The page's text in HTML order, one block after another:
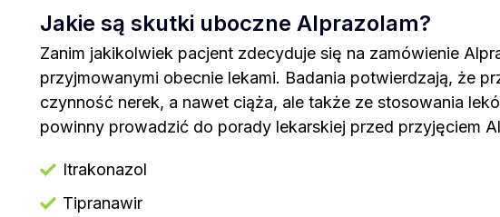
Jakie są skutki uboczne Alprazolam?
Zanim jakikolwiek pacjent zdecyduje się na zamówienie
przyjmowanymi obecnie lekami. Badania potwierdzają, że
czynność nerek, a nawet ciąża, ale także ze stosowania
powinny prowadzić do porady lekarskiej przed przyjęciem
Itrakonazol
Tipranawir